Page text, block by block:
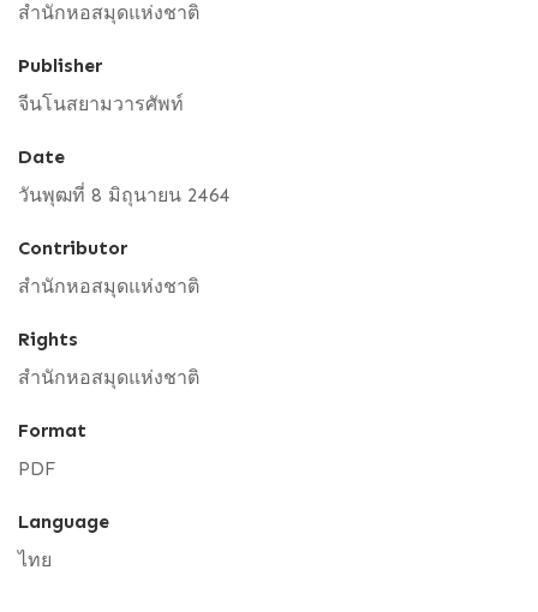
สำนักหอสมุดแห่งชาติ
Publisher
จีนโนสยามวารศัพท์
Date
วันพุฒที่ 8 มิถุนายน 2464
Contributor
สำนักหอสมุดแห่งชาติ
Rights
สำนักหอสมุดแห่งชาติ
Format
PDF
Language
ไทย